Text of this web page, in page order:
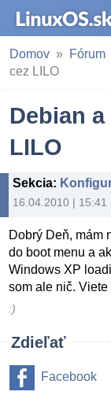
Domov Fórum
cez LILO
Debian
LILO
Sekcia:
16.04.2010 | 15:41
Dobrý Deň, mám
do boot menu a
Windows XP
som ale nič.
:)
Zdieľať
Facebook